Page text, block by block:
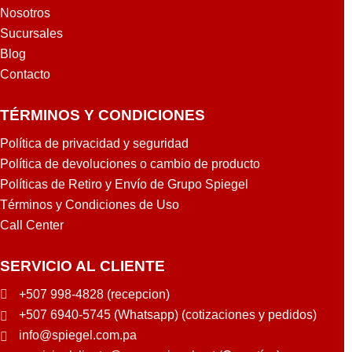
Nosotros
Sucursales
Blog
Contacto
TÉRMINOS Y CONDICIONES
Política de privacidad y seguridad
Política de devoluciones o cambio de producto
Políticas de Retiro y Envío de Grupo Spiegel
Términos y Condiciones de Uso
Call Center
SERVICIO AL CLIENTE
+507 998-4828 (recepcion)
+507 6940-5745 (Whatsapp) (cotizaciones y pedidos)
info@spiegel.com.pa